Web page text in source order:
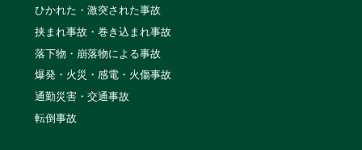
ひかれた・激突された事故
挟まれ事故・巻き込まれ事故
落下物・崩落物による事故
爆発・火災・感電・火傷事故
通勤災害・交通事故
転倒事故